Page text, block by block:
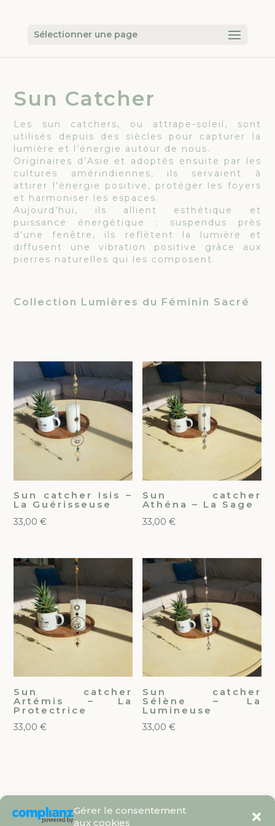
Gérer le consentement
aux cookies
Sélectionner une page
Sun Catcher
Les sun catchers, ou attrape-soleil, sont
utilisés depuis des siècles pour capturer la
lumière et l’énergie autour de nous.
Originaires d’Asie et adoptés ensuite par les
cultures amérindiennes, ils servaient à
attirer l’énergie positive, protéger les foyers
et harmoniser les espaces.
Aujourd’hui, ils allient esthétique et
puissance énergétique : suspendus près
d’une fenêtre, ils reflètent la lumière et
diffusent une vibration positive grâce aux
pierres naturelles qui les composent.
Collection Lumières du Féminin Sacré
Sun catcher Isis –
La Guérisseuse
33,00€
Sun catcher
Athéna – La Sage
33,00€
Sun catcher
Artémis – La
Protectrice
33,00€
Sun catcher
Sélène – La
Lumineuse
33,00€